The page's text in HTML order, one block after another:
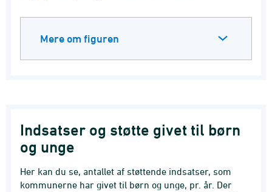
Mere om figuren
Indsatser og støtte givet til børn
og unge
Her kan du se, antallet af støttende indsatser, som
kommunerne har givet til børn og unge, pr. år. Der